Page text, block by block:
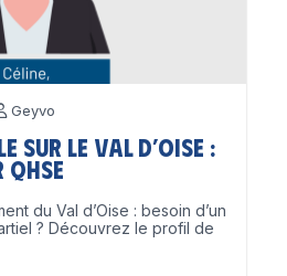
Geyvo
sur le Val d’Oise :
du Val d’Oise : besoin d’un
? Découvrez le profil de